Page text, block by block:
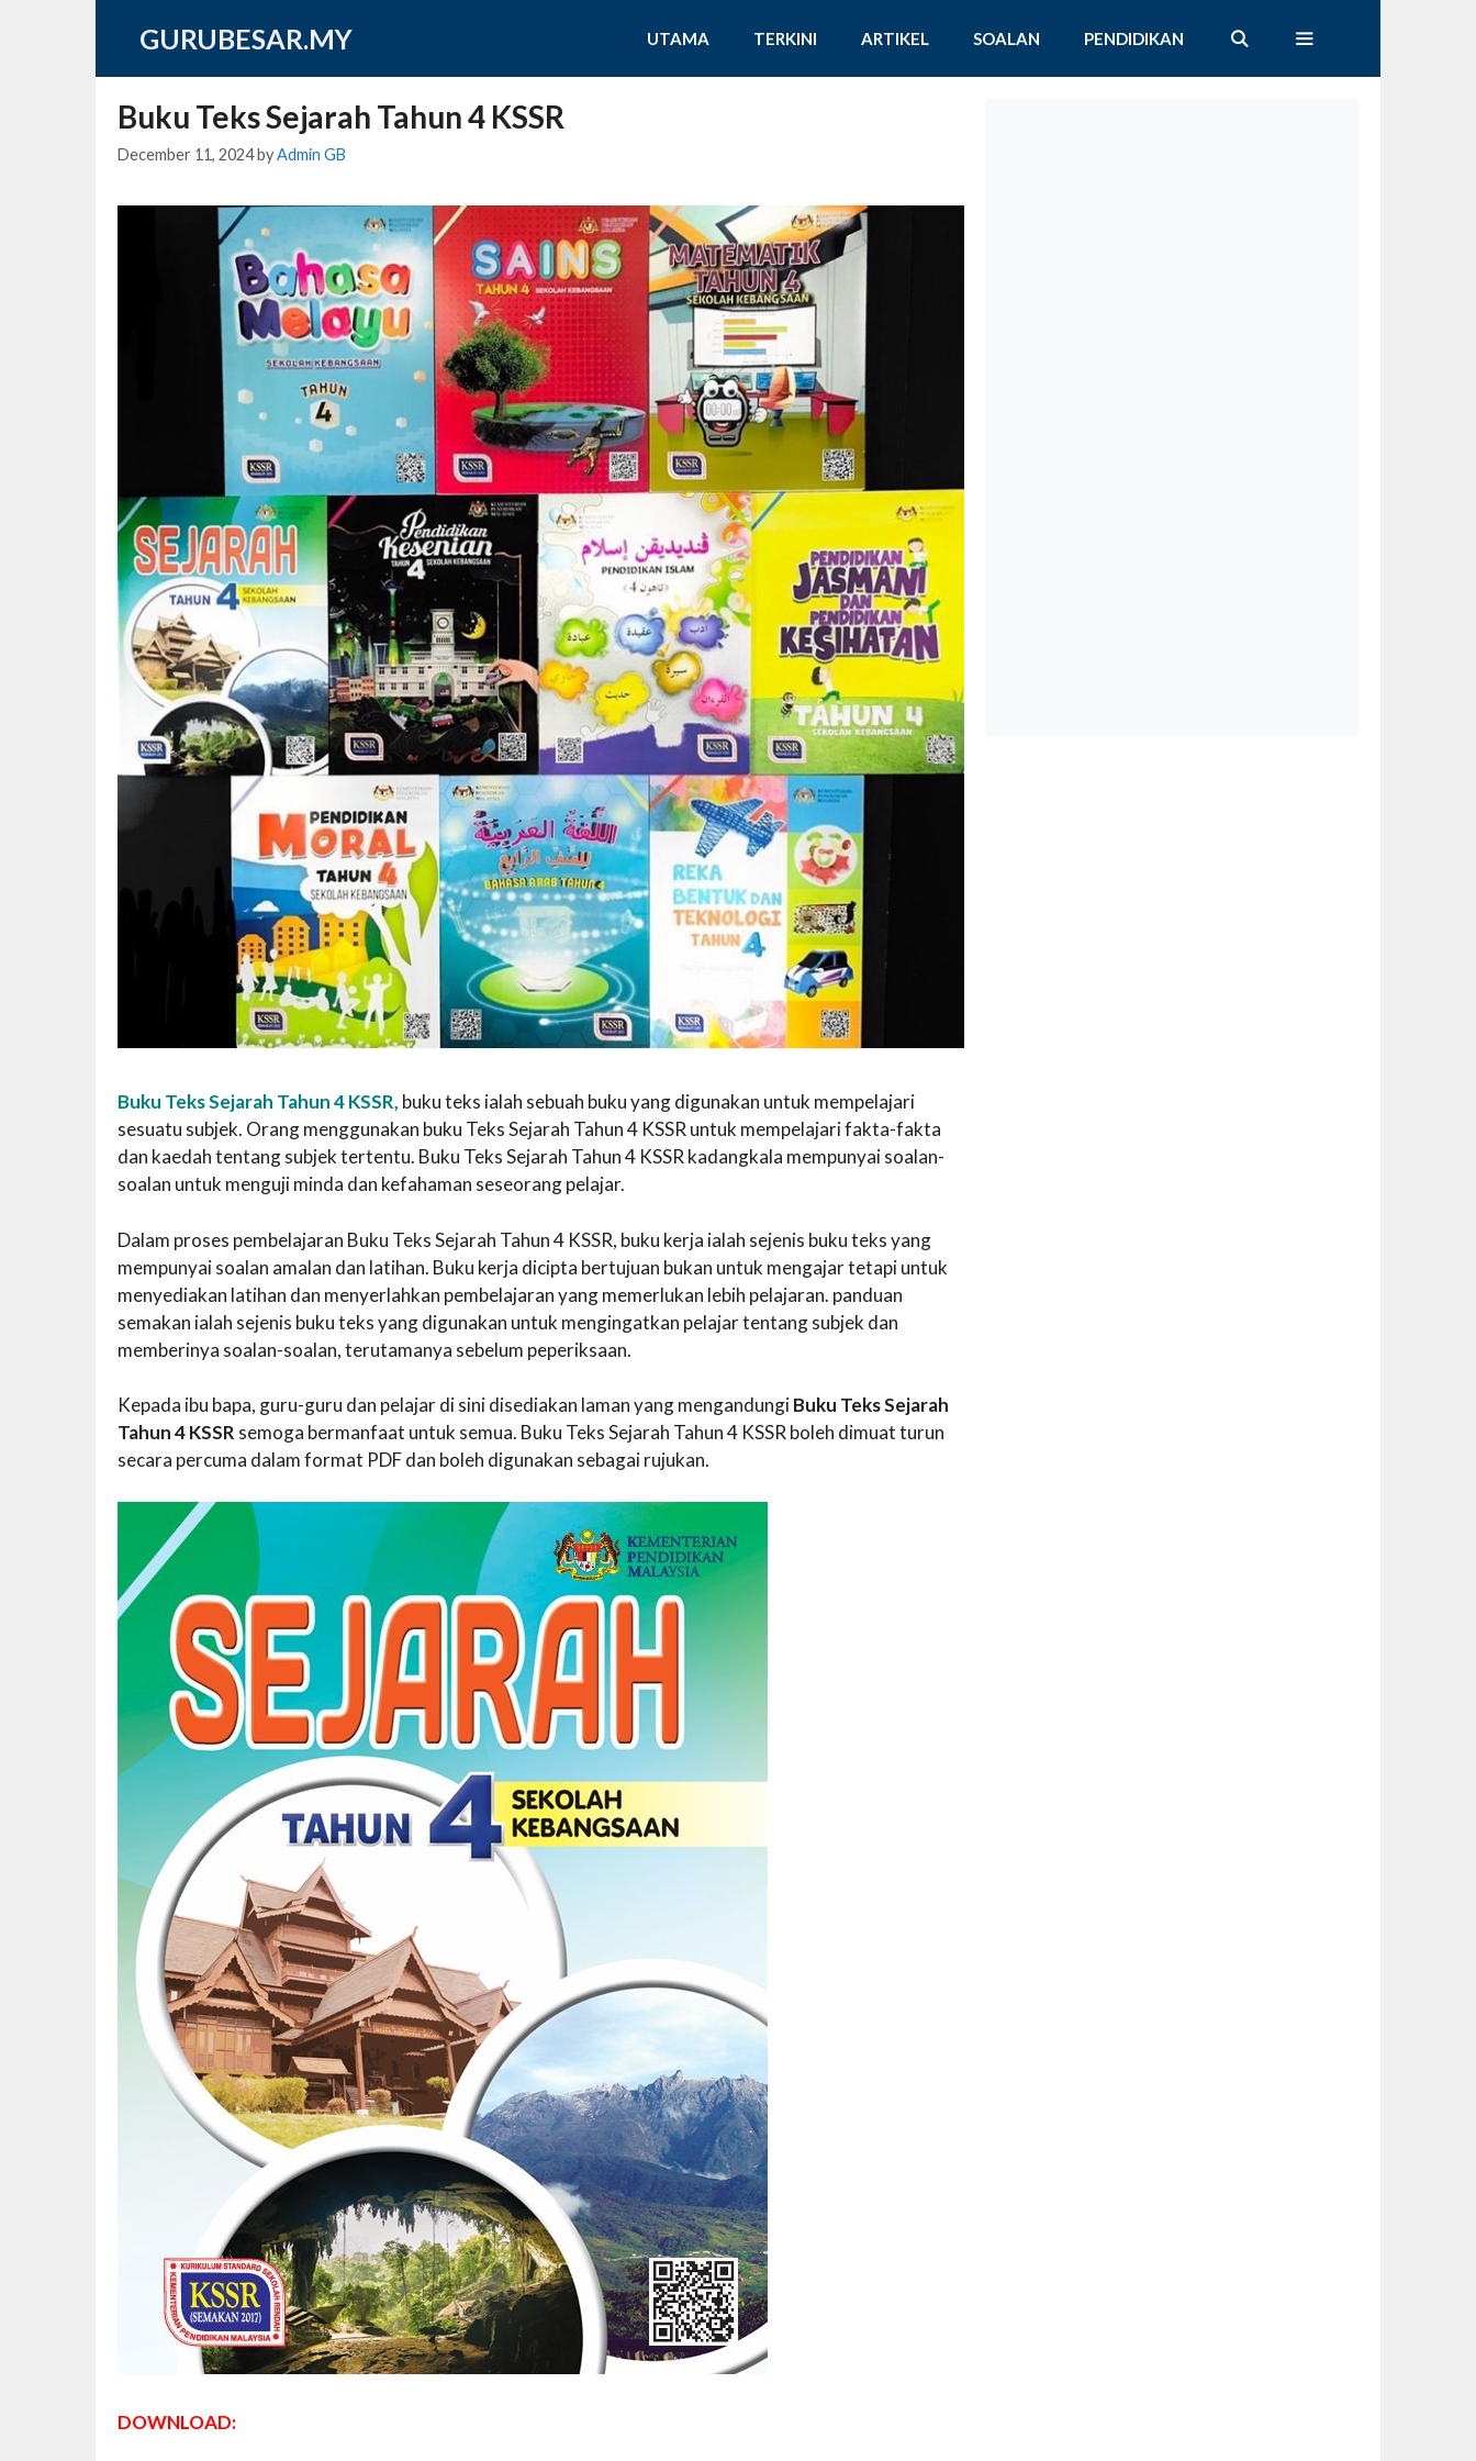
GURUBESAR.MY UTAMA TERKINI ARTIKEL SOALAN PENDIDIKAN
Buku Teks Sejarah Tahun 4 KSSR
December 11, 2024byAdmin GB
Buku Teks Sejarah Tahun 4 KSSR, buku teks ialah sebuah buku yang digunakan untuk mempelajari
sesuatu subjek. Orang menggunakan buku Teks Sejarah Tahun 4 KSSR untuk mempelajari fakta-fakta
dan kaedah tentang subjek tertentu. Buku Teks Sejarah Tahun 4 KSSR kadangkala mempunyai soalan-
soalan untuk menguji minda dan kefahaman seseorang pelajar.
Dalam proses pembelajaran Buku Teks Sejarah Tahun 4 KSSR, buku kerja ialah sejenis buku teks yang
mempunyai soalan amalan dan latihan. Buku kerja dicipta bertujuan bukan untuk mengajar tetapi untuk
menyediakan latihan dan menyerlahkan pembelajaran yang memerlukan lebih pelajaran. panduan
semakan ialah sejenis buku teks yang digunakan untuk mengingatkan pelajar tentang subjek dan
memberinya soalan-soalan, terutamanya sebelum peperiksaan.
Kepada ibu bapa, guru-guru dan pelajar di sini disediakan laman yang mengandungiBuku Teks Sejarah
Tahun 4 KSSR semoga bermanfaat untuk semua. Buku Teks Sejarah Tahun 4 KSSR boleh dimuat turun
secara percuma dalam format PDF dan boleh digunakan sebagai rujukan.
DOWNLOAD: